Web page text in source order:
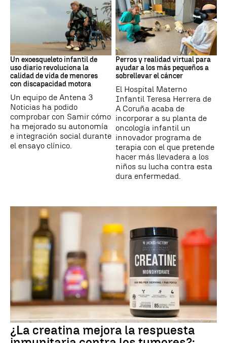
DISCAPACIDAD
Un exoesqueleto infantil de
uso diario revoluciona la
calidad de vida de menores
con discapacidad motora
Un equipo de Antena 3
Noticias ha podido
comprobar con Samir cómo
ha mejorado su autonomía
e integración social durante
el ensayo clínico.
Galicia
Perros y realidad virtual para
ayudar a los más pequeños a
sobrellevar el cáncer
El Hospital Materno
Infantil Teresa Herrera de
A Coruña acaba de
incorporar a su planta de
oncología infantil un
innovador programa de
terapia con el que pretende
hacer más llevadera a los
niños su lucha contra esta
dura enfermedad.
¿La creatina mejora la respuesta